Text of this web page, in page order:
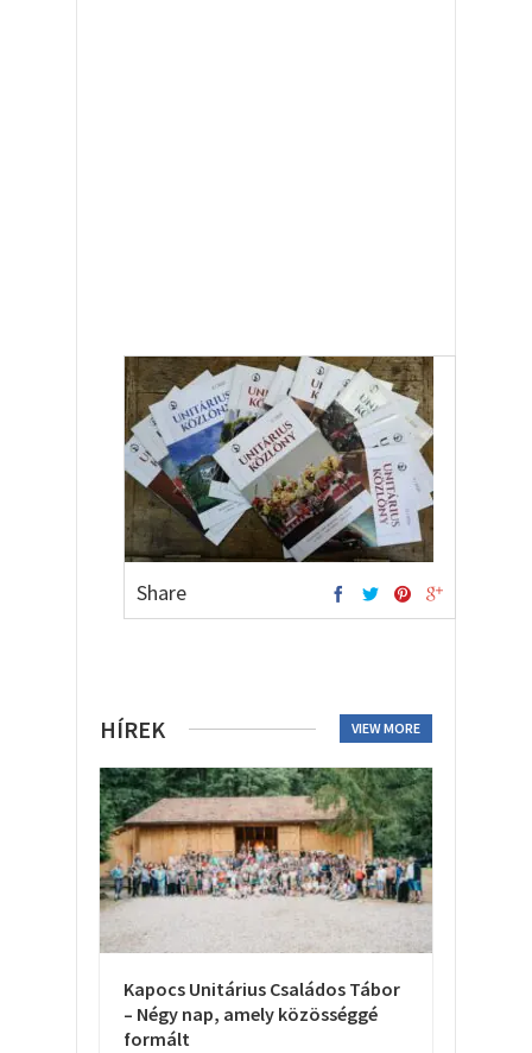
Share
HÍREK VIEW MORE
Kapocs Unitárius Családos Tábor
– Négy nap, amely közösséggé
formált